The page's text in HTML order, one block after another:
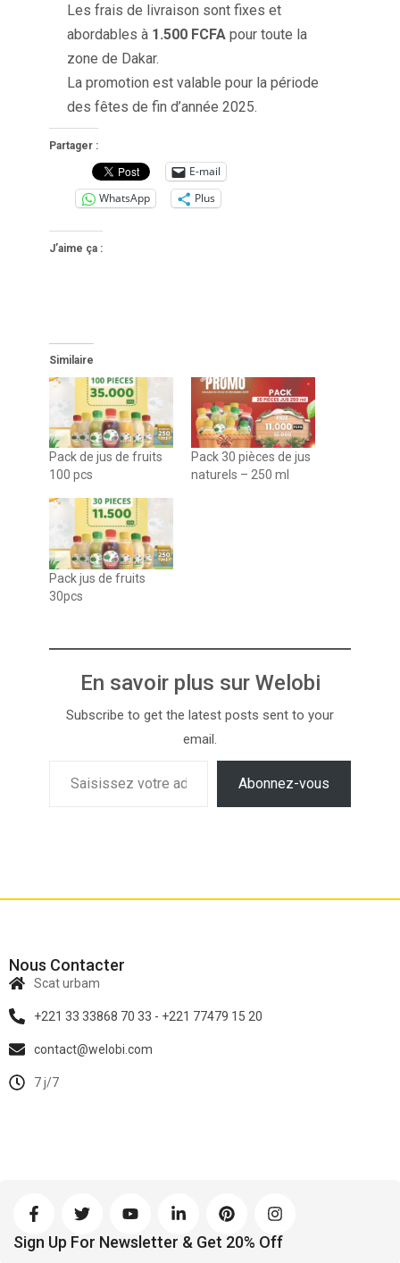
Les frais de livraison sont fixes et
abordables à 1.500 FCFA pour toute la
zone de Dakar.
La promotion est valable pour la période
des fêtes de fin d’année 2025.
Partager :
E-mail
WhatsApp
Plus
J’aime ça :
Similaire
Pack de jus de fruits
100 pcs
Pack 30 pièces de jus
naturels – 250 ml
Pack jus de fruits
30pcs
En savoir plus sur Welobi
Subscribe to get the latest posts sent to your
email.
Abonnez-vous
Nous Contacter
Scat urbam
+221 33 33868 70 33 - +221 77479 15 20
contact@welobi.com
7 j/7
Sign Up For Newsletter & Get 20% Off